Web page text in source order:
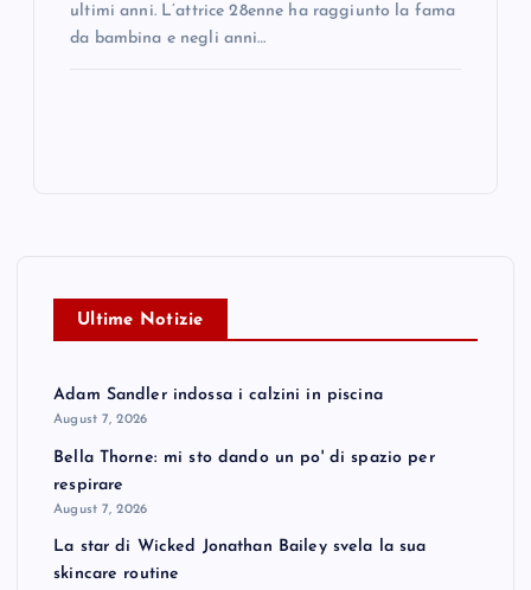
ultimi anni. L’attrice 28enne ha raggiunto la fama
da bambina e negli anni…
Ultime Notizie
Adam Sandler indossa i calzini in piscina
August 7, 2026
Bella Thorne: mi sto dando un po' di spazio per
respirare
August 7, 2026
La star di Wicked Jonathan Bailey svela la sua
skincare routine